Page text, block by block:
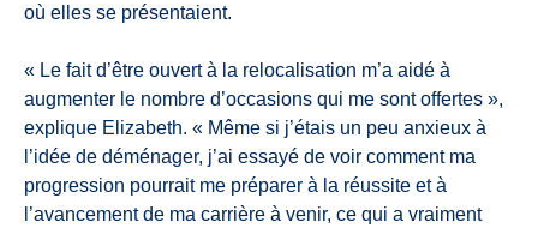
où elles se présentaient.
« Le fait d’être ouvert à la relocalisation m’a aidé à
augmenter le nombre d’occasions qui me sont offertes »,
explique Elizabeth. « Même si j’étais un peu anxieux à
l’idée de déménager, j’ai essayé de voir comment ma
progression pourrait me préparer à la réussite et à
l’avancement de ma carrière à venir, ce qui a vraiment